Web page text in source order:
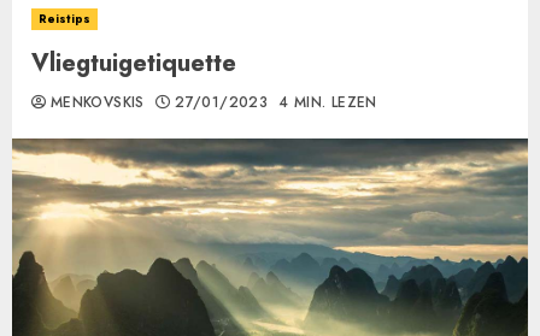
Reistips
Vliegtuigetiquette
MENKOVSKIS 27/01/2023 4 MIN. LEZEN